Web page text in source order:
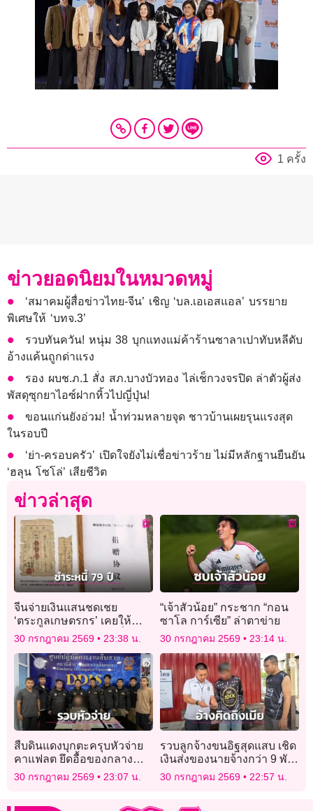
1 ครั้ง
ข่าวยอดนิยมในหมวดหมู่
‘สมาคมผู้สื่อข่าวไทย-จีน’ เชิญ ‘บล.เอเอสแอล’ บรรยาย
พิเศษให้ ‘บทจ.3’
รวบทันควัน! หนุ่ม 38 บุกแทงแม่ค้าร้านซาลาเปาทับหลีดับ
อ้างแค้นถูกด่าแรง
รอง ผบช.ภ.1 สั่ง สภ.บางบัวทอง ไล่เช็กวงจรปิด ล่าตัวผู้ส่ง
พัสดุซุกยาไอซ์ฝากหิ้วไปญี่ปุ่น!
ขอนแก่นยังอ่วม! นํ้าท่วมหลายจุด ชาวบ้านเผยรุนแรงสุด
ในรอบปี
‘ย่า-ครอบครัว’ เปิดใจยังไม่เชื่อข่าวร้าย ไม่มีหลักฐานยืนยัน
‘ฮลุน โซโล่’ เสียชีวิต
ข่าวล่าสุด
จีนจ่ายเงินแสนชดเชย
‘ตระกูลเกษตรกร’ เคยให้
กองทัพ ‘ยืมข้าวสาร’ เมื่อ 79
30 กรกฎาคม 2569 23:38 น.
“เจ้าสัวน้อย” กระชาก “กอน
ซาโล การ์เซีย” ล่าตาข่าย
30 กรกฎาคม 2569 23:14 น.
สืบดินแดงบุกตะครุบหัวจ่าย
คาแฟลต ยึดอื้อของกลาง
ยาบ้า-เงินสด
30 กรกฎาคม 2569 23:07 น.
รวบลูกจ้างขนอิฐสุดแสบ เชิด
เงินส่งของนายจ้างกว่า 9 พัน
บาท อ้างคิดถึงเมีย
30 กรกฎาคม 2569 22:57 น.